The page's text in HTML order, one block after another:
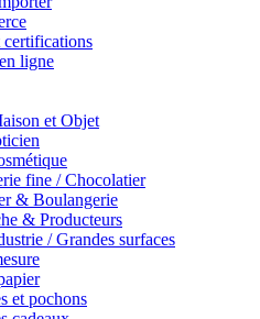
certifications
ligne
et Objet
fine / Chocolatier
& Boulangerie
& Producteurs
/ Grandes surfaces
et pochons